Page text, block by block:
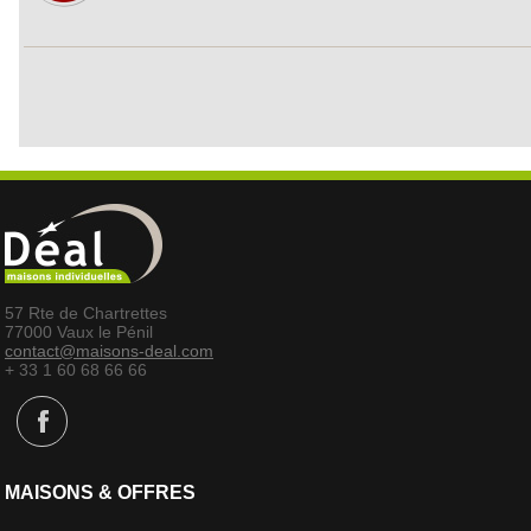
57 Rte de Chartrettes
77000 Vaux le Pénil
contact@maisons-deal.com
+ 33 1 60 68 66 66
MAISONS & OFFRES